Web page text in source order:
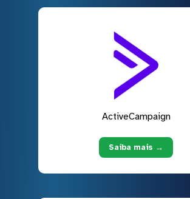
ActiveCampaign
Saiba mais →